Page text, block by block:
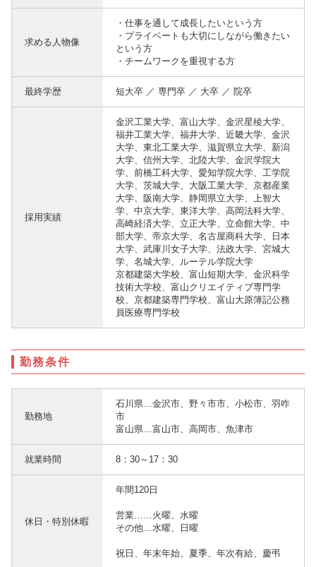
求める人物像
・仕事を通して成長したいという方
・プライベートも大切にしながら働きたい
という方
・チームワークを重視する方
最終学歴 短大卒 ／ 専門卒 ／ 大卒 ／ 院卒
採用実績
金沢工業大学、富山大学、金沢星稜大学、
福井工業大学、福井大学、近畿大学、金沢
大学、東北工業大学、滋賀県立大学、新潟
大学、信州大学、北陸大学、金沢学院大
学、前橋工科大学、愛知学院大学、工学院
大学、茨城大学、大阪工業大学、京都産業
大学、阪南大学、静岡県立大学、上智大
学、中京大学、東洋大学、高岡法科大学、
高崎経済大学、立正大学、立命館大学、中
部大学、帝京大学、名古屋商科大学、日本
大学、武庫川女子大学、法政大学、宮城大
学、名城大学、ルーテル学院大学
京都建築大学校、富山短期大学、金沢科学
技術大学校、富山クリエイティブ専門学
校、京都建築専門学校、富山大原簿記公務
員医療専門学校
勤務条件
勤務地
石川県…金沢市、野々市市、小松市、羽咋
市
富山県…富山市、高岡市、魚津市
就業時間 8：30～17：30
休日・特別休暇
年間120日
営業……火曜、水曜
その他…水曜、日曜
祝日、年末年始、夏季、年次有給、慶弔